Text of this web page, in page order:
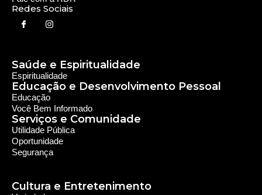
Cultura e Entretenimento
Política e Economia
Notícias Regionais
Política
Economia
As Últimas da Região
Caiapônia e Região
Iporá e Região
SLMB e Região
© 2024 RDR Rede Diocesana de Rádio - Todos os